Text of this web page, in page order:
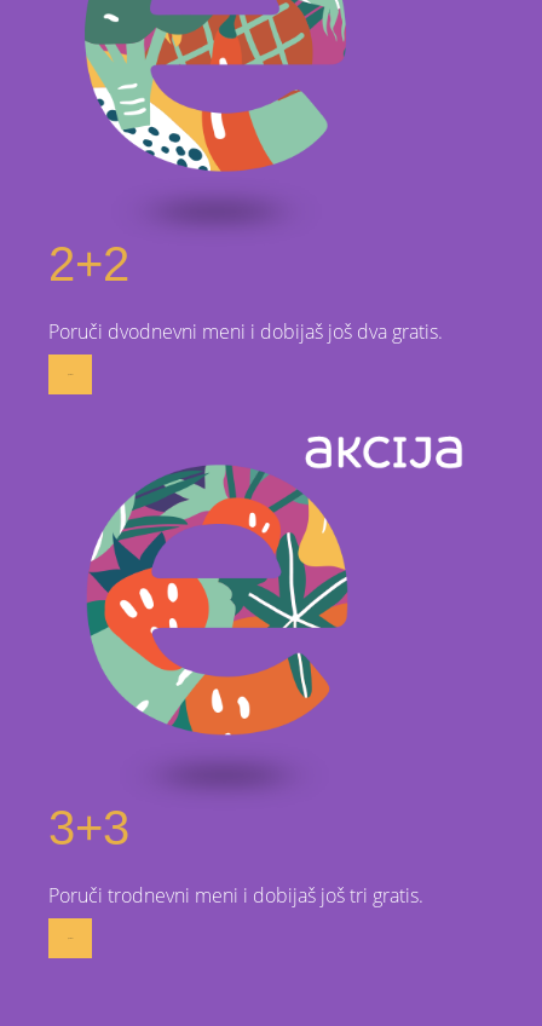
2+2
Poruči dvodnevni meni i dobijaš još dva gratis.
3+3
Poruči trodnevni meni i dobijaš još tri gratis.